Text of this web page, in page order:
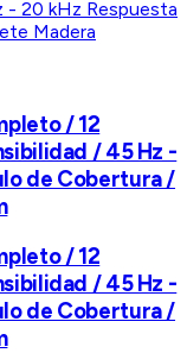
/ 12
/ 45 Hz -
de Cobertura /
/ 12
/ 45 Hz -
de Cobertura /